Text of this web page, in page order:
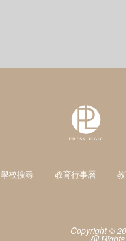
學校搜尋 教育行事曆
Copyright ©
All